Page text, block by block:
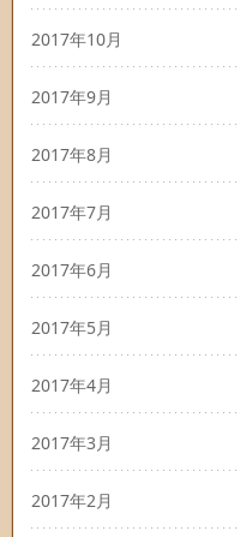
2017年10月
2017年9月
2017年8月
2017年7月
2017年6月
2017年5月
2017年4月
2017年3月
2017年2月